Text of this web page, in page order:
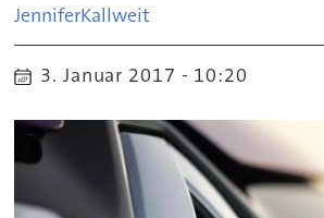
JenniferKallweit
3. Januar 2017 - 10:20